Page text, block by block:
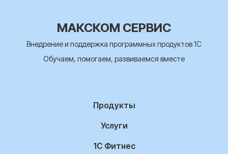
МАКСКОМ СЕРВИС
Внедрение и поддержка программных продуктов 1С
Обучаем, помогаем, развиваемся вместе
Продукты
Услуги
1С Фитнес